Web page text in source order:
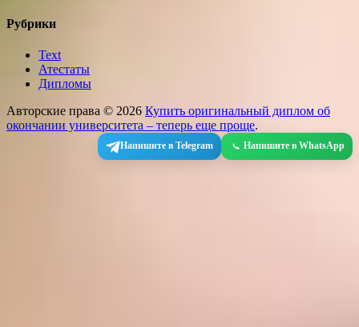
Рубрики
Text
Атестаты
Дипломы
Авторские права © 2026 Купить оригинальный диплом об
окончании университета – теперь еще проще.
Напишите в Telegram Напишите в WhatsApp